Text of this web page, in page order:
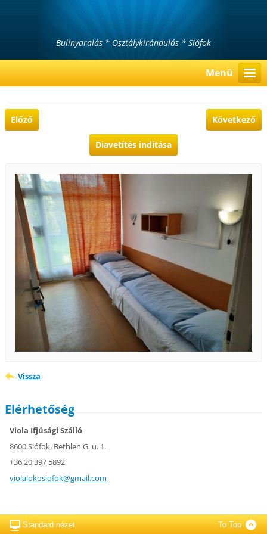
Bulinyaralás * Osztálykirándulás * Siófok
Menü
Előző Következő
Diavetítés indítása
Vissza
Elérhetőség
Viola Ifjúsági Szálló
8600 Siófok, Bethlen G. u. 1.
+36 20 397 5892
violalokosiofok@gmail.com
Standard nézet To Top